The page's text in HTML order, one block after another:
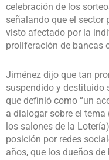
celebración de los
señalando que el sector
visto afectado por la
proliferación de bancas
Jiménez dijo que tan
suspendido y destituido
que definió como “un
a dialogar sobre el
los salones de la
posición por redes
años, que los dueños